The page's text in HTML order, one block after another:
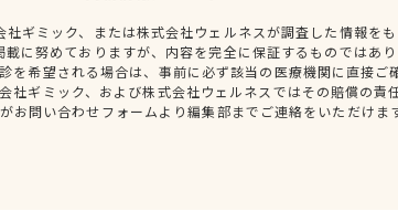
ギミック、または株式会社ウェルネスが調査した情報を
載に努めておりますが、内容を完全に保証するものではあ
を希望される場合は、事前に必ず該当の医療機関に直接ご
社ギミック、および株式会社ウェルネスではその賠償の責
お問い合わせフォームより編集部までご連絡をいただけま